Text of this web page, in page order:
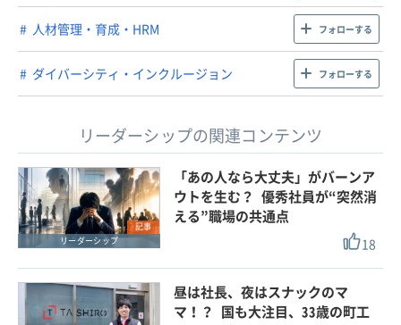
人材管理・育成・HRM フォローする
ダイバーシティ・インクルージョン フォローする
リーダーシップの関連コンテンツ
記事
リーダーシップ
「あの人なら大丈夫」がバーンア
ウトを生む？ 優秀社員が“突然消
える”職場の共通点
18
昼は社長、夜はスナックのマ
マ！？ 国も大注目、33歳の町工